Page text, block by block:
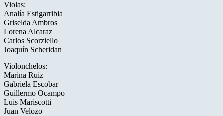
Violas:
Analía Estigarribia
Griselda Ambros
Lorena Alcaraz
Carlos Scorziello
Joaquín Scheridan
Violonchelos:
Marina Ruiz
Gabriela Escobar
Guillermo Ocampo
Luis Mariscotti
Juan Velozo